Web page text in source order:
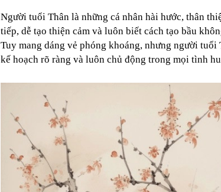
Người tuổi Thân là những cá nhân hài hước, thân
tiếp, dễ tạo thiện cảm và luôn biết cách tạo bầu
Tuy mang dáng vẻ phóng khoáng, nhưng người
kế hoạch rõ ràng và luôn chủ động trong mọi tình